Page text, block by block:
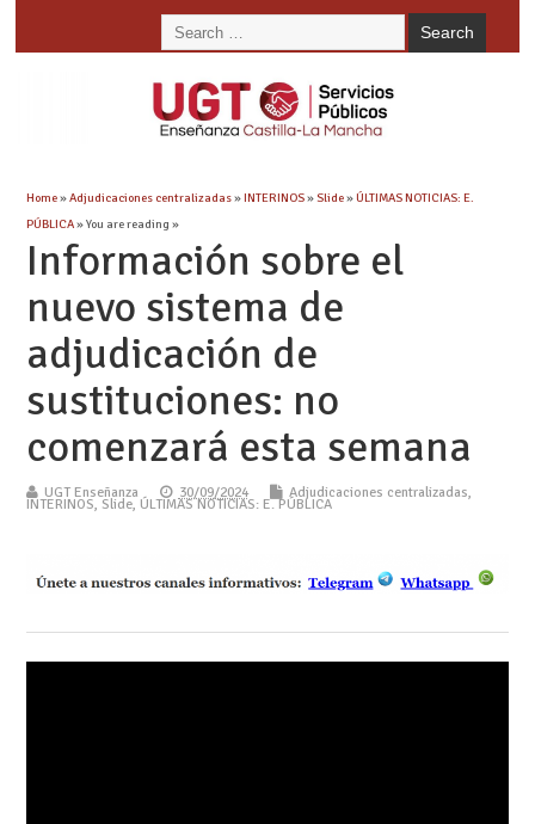
Home»Adjudicaciones centralizadas»INTERINOS»Slide»ÚLTIMAS NOTICIAS: E.
PÚBLICA» You are reading »
Información sobre el
nuevo sistema de
adjudicación de
sustituciones: no
comenzará esta semana
UGT Enseñanza 30/09/2024 Adjudicaciones centralizadas,
INTERINOS, Slide, ÚLTIMAS NOTICIAS: E. PÚBLICA